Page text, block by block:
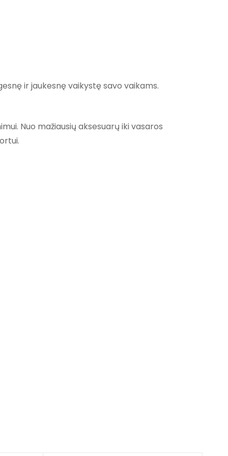
ir jaukesnę vaikystę savo vaikams.
Nuo mažiausių aksesuarų iki vasaros